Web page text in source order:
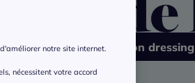
J’ensoleille mon dressing
notre site internet.
nécessitent votre accord